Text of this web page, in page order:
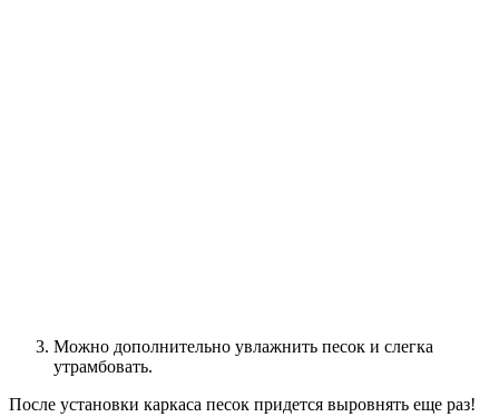
Можно дополнительно увлажнить песок и слегка
утрамбовать.
После установки каркаса песок придется выровнять еще раз!